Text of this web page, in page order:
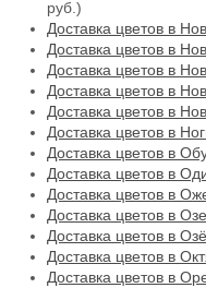
руб.)
Доставка цветов в
Доставка цветов в
Доставка цветов в
Доставка цветов в
Доставка цветов в
Доставка цветов в
Доставка цветов в
Доставка цветов в
Доставка цветов в
Доставка цветов в
Доставка цветов в
Доставка цветов в
Доставка цветов в